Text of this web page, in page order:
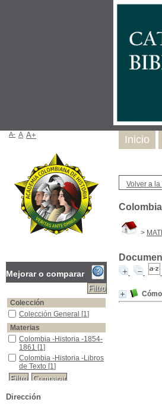
Volver a
>
Inicio
A- A A+
Mejorar o comparar
Colección
Colección General
Colección General [1]
Materias
Colombia -Historia -1854-1861
Colombia -Historia -1854-
1861 [1]
Colombia -Historia -Libros de Texto
Colombia -Historia -Libros
de Texto [1]
Dirección